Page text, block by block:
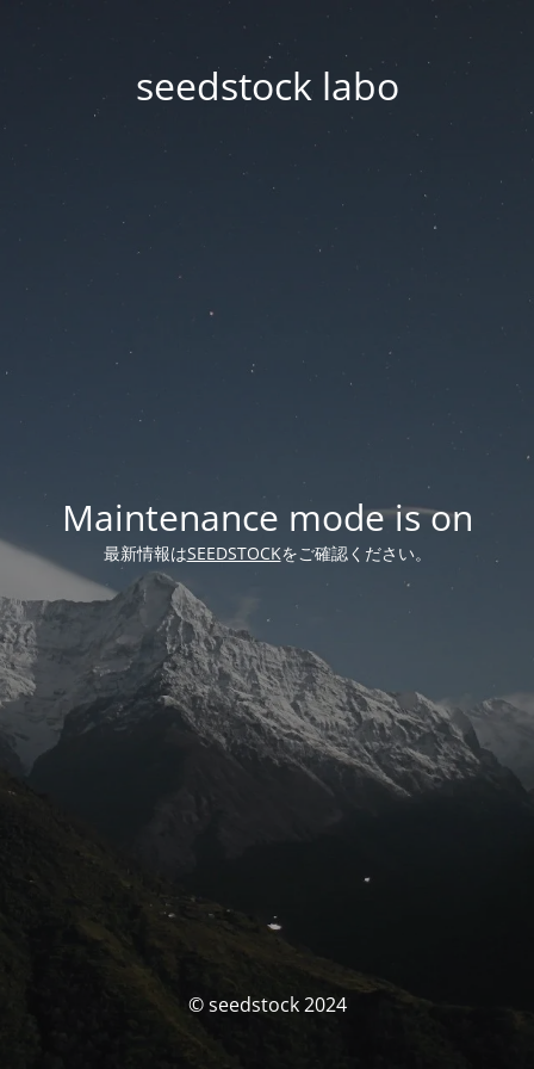
seedstock labo
Maintenance mode is on
最新情報はSEEDSTOCKをご確認ください。
© seedstock 2024